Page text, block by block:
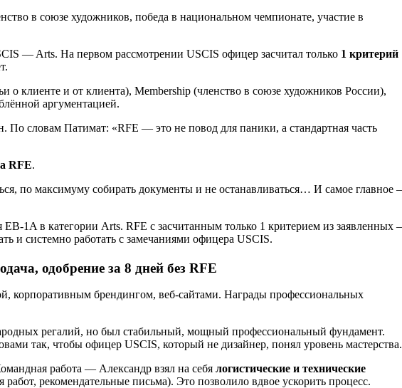
в союзе художников, победа в национальном чемпионате, участие в
— Arts. На первом рассмотрении USCIS офицер засчитал только 1 критерий
клиенте и от клиента), Membership (членство в союзе художников России),
аргументацией.
По словам Патимат: «RFE — это не повод для паники, а стандартная часть
RFE.
по максимуму собирать документы и не останавливаться… И самое главное
1A в категории Arts. RFE с засчитанным только 1 критерием из заявленных
и системно работать с замечаниями офицера USCIS.
одобрение за 8 дней без RFE
корпоративным брендингом, веб-сайтами. Награды профессиональных
регалий, но был стабильный, мощный профессиональный фундамент.
так, чтобы офицер USCIS, который не дизайнер, понял уровень мастерства.
работа — Александр взял на себялогистические и технические
рекомендательные письма). Это позволило вдвое ускорить процесс.